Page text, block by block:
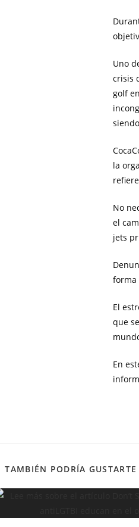
Uno
crisis
golf
la
No
el
jets
forma
El
que
En
TAMBIÉN PODRÍA GUSTARTE